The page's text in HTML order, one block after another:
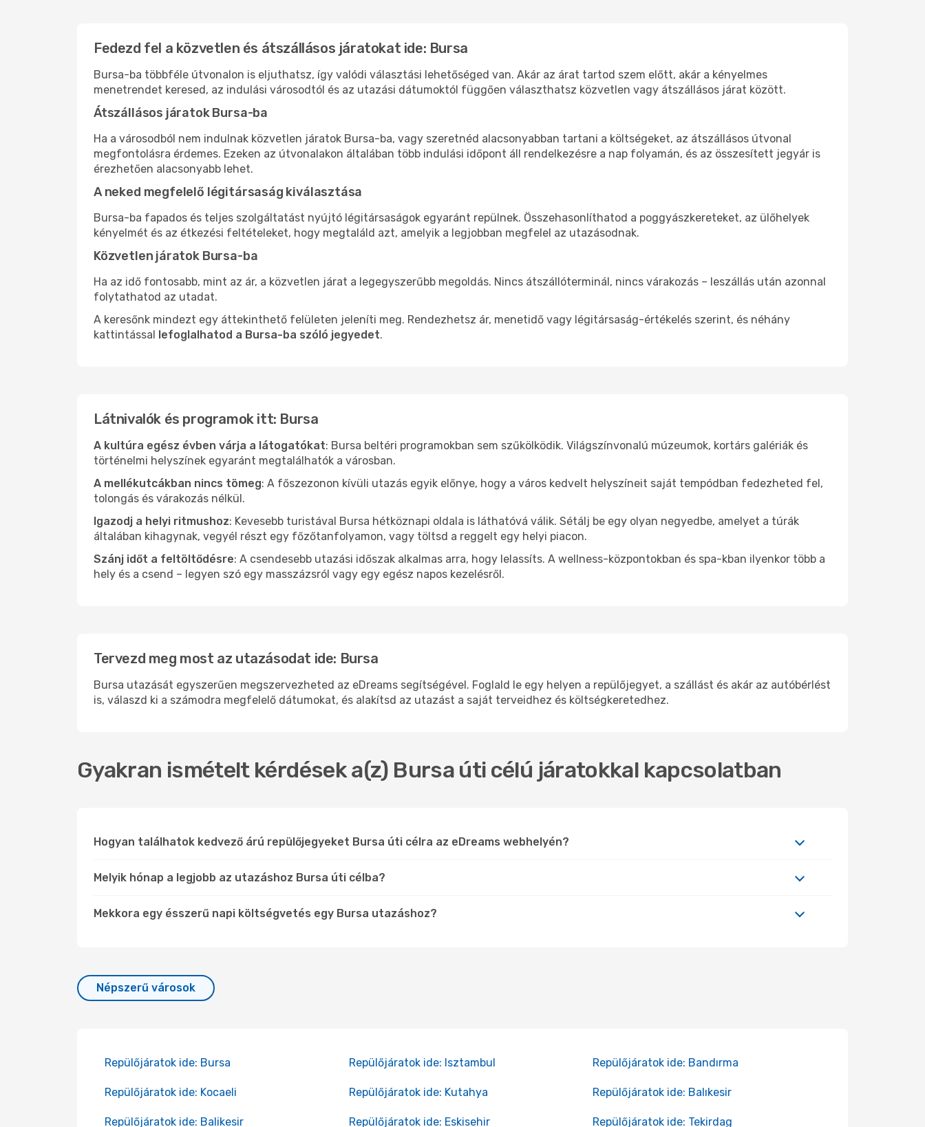
Fedezd fel a közvetlen és átszállásos járatokat ide: Bursa
Bursa-ba többféle útvonalon is eljuthatsz, így valódi választási lehetőséged van. Akár az árat tartod szem előtt, akár a kényelmes
menetrendet keresed, az indulási városodtól és az utazási dátumoktól függően választhatsz közvetlen vagy átszállásos járat között.
Átszállásos járatok Bursa-ba
Ha a városodból nem indulnak közvetlen járatok Bursa-ba, vagy szeretnéd alacsonyabban tartani a költségeket, az átszállásos útvonal
megfontolásra érdemes. Ezeken az útvonalakon általában több indulási időpont áll rendelkezésre a nap folyamán, és az összesített jegyár is
érezhetően alacsonyabb lehet.
A neked megfelelő légitársaság kiválasztása
Bursa-ba fapados és teljes szolgáltatást nyújtó légitársaságok egyaránt repülnek. Összehasonlíthatod a poggyászkereteket, az ülőhelyek
kényelmét és az étkezési feltételeket, hogy megtaláld azt, amelyik a legjobban megfelel az utazásodnak.
Közvetlen járatok Bursa-ba
Ha az idő fontosabb, mint az ár, a közvetlen járat a legegyszerűbb megoldás. Nincs átszállóterminál, nincs várakozás – leszállás után azonnal
folytathatod az utadat.
A keresőnk mindezt egy áttekinthető felületen jeleníti meg. Rendezhetsz ár, menetidő vagy légitársaság-értékelés szerint, és néhány
kattintással lefoglalhatod a Bursa-ba szóló jegyedet.
Látnivalók és programok itt: Bursa
A kultúra egész évben várja a látogatókat: Bursa beltéri programokban sem szűkölködik. Világszínvonalú múzeumok, kortárs galériák és
történelmi helyszínek egyaránt megtalálhatók a városban.
A mellékutcákban nincs tömeg: A főszezonon kívüli utazás egyik előnye, hogy a város kedvelt helyszíneit saját tempódban fedezheted fel,
tolongás és várakozás nélkül.
Igazodj a helyi ritmushoz: Kevesebb turistával Bursa hétköznapi oldala is láthatóvá válik. Sétálj be egy olyan negyedbe, amelyet a túrák
általában kihagynak, vegyél részt egy főzőtanfolyamon, vagy töltsd a reggelt egy helyi piacon.
Szánj időt a feltöltődésre: A csendesebb utazási időszak alkalmas arra, hogy lelassíts. A wellness-központokban és spa-kban ilyenkor több a
hely és a csend – legyen szó egy masszázsról vagy egy egész napos kezelésről.
Tervezd meg most az utazásodat ide: Bursa
Bursa utazását egyszerűen megszervezheted az eDreams segítségével. Foglald le egy helyen a repülőjegyet, a szállást és akár az autóbérlést
is, válaszd ki a számodra megfelelő dátumokat, és alakítsd az utazást a saját terveidhez és költségkeretedhez.
Gyakran ismételt kérdések a(z) Bursa úti célú járatokkal kapcsolatban
Hogyan találhatok kedvező árú repülőjegyeket Bursa úti célra az eDreams webhelyén?
Melyik hónap a legjobb az utazáshoz Bursa úti célba?
Mekkora egy ésszerű napi költségvetés egy Bursa utazáshoz?
Népszerű városok
Repülőjáratok ide: Bursa Repülőjáratok ide: Isztambul Repülőjáratok ide: Bandırma
Repülőjáratok ide: Kocaeli Repülőjáratok ide: Kutahya Repülőjáratok ide: Balıkesir
Repülőjáratok ide: Balikesir Repülőjáratok ide: Eskisehir Repülőjáratok ide: Tekirdag